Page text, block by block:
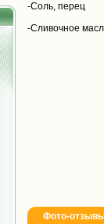
-Соль, перец
-Сливочное
Фото-